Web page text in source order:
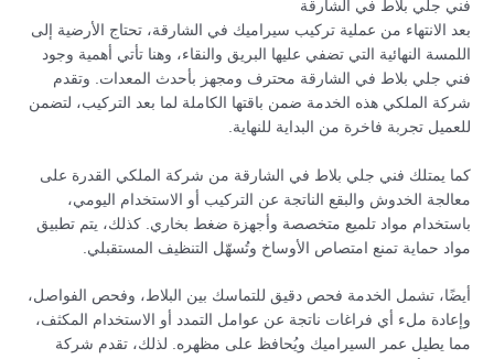
فني جلي بلاط في الشارقة
بعد الانتهاء من عملية تركيب سيراميك في الشارقة، تحتاج الأرضية إلى
اللمسة النهائية التي تضفي عليها البريق والنقاء، وهنا تأتي أهمية وجود
فني جلي بلاط في الشارقة محترف ومجهز بأحدث المعدات. وتقدم
شركة الملكي هذه الخدمة ضمن باقتها الكاملة لما بعد التركيب، لتضمن
للعميل تجربة فاخرة من البداية للنهاية.
كما يمتلك فني جلي بلاط في الشارقة من شركة الملكي القدرة على
معالجة الخدوش والبقع الناتجة عن التركيب أو الاستخدام اليومي،
باستخدام مواد تلميع متخصصة وأجهزة ضغط بخاري. كذلك، يتم تطبيق
مواد حماية تمنع امتصاص الأوساخ وتُسهّل التنظيف المستقبلي.
أيضًا، تشمل الخدمة فحص دقيق للتماسك بين البلاط، وفحص الفواصل،
وإعادة ملء أي فراغات ناتجة عن عوامل التمدد أو الاستخدام المكثف،
مما يطيل عمر السيراميك ويُحافظ على مظهره. لذلك، تقدم شركة